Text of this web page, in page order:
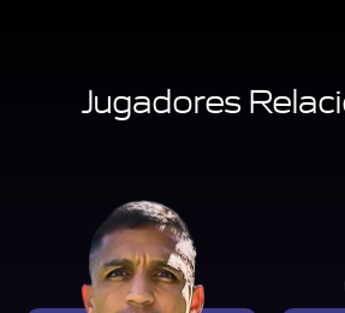
Jugadores